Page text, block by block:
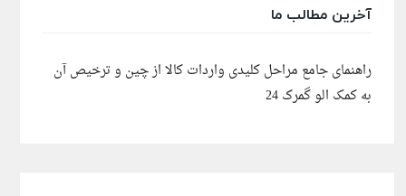
آخرین مطالب ما
راهنمای جامع مراحل کلیدی واردات کالا از چین و ترخیص آن
به کمک الو گمرک 24